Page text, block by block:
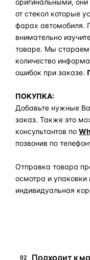
оригинальными, они
от стекол которые
фарах автомобиля.
внимательно
товаре. Мы
количество
ошибок при заказе.
ПОКУПКА:
Добавьте нужные
заказ. Также это
консультантов по
позвонив по
Отправка товара
осмотра и упаковки
индивидуальная
02 Подходит к